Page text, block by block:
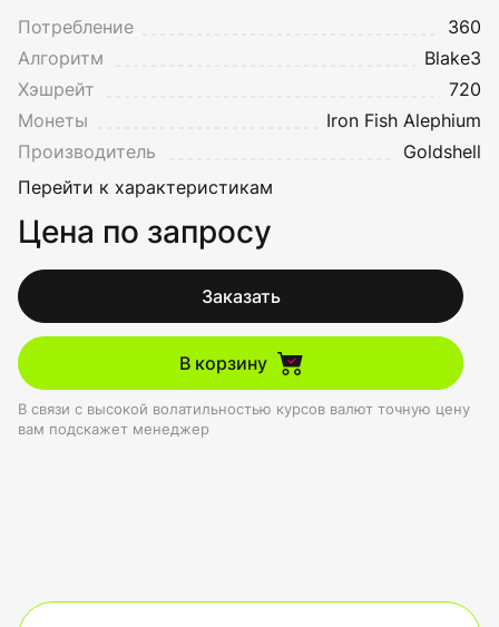
Потребление
360
Алгоритм
Blake3
Хэшрейт
720
Монеты
Iron Fish Alephium
Производитель
Goldshell
Перейти к характеристикам
Цена по запросу
Заказать
В корзину
В связи с высокой волатильностью курсов валют точную цену
вам подскажет менеджер